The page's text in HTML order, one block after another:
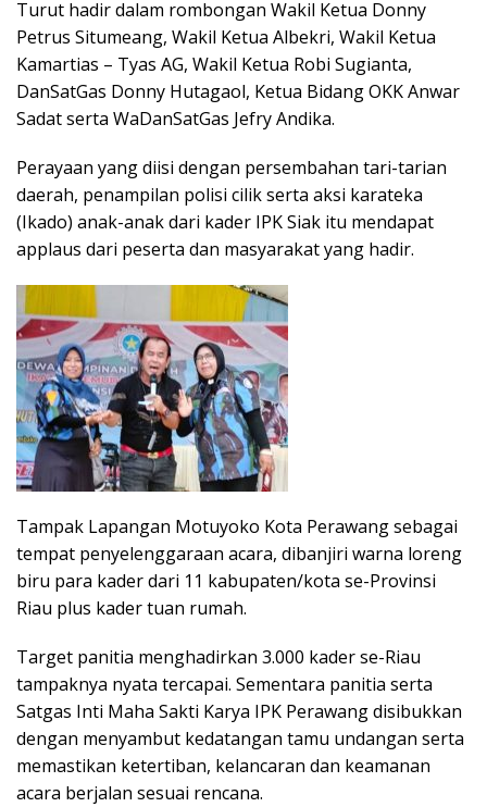
Turut hadir dalam rombongan Wakil Ketua Donny
Petrus Situmeang, Wakil Ketua Albekri, Wakil Ketua
Kamartias – Tyas AG, Wakil Ketua Robi Sugianta,
DanSatGas Donny Hutagaol, Ketua Bidang OKK Anwar
Sadat serta WaDanSatGas Jefry Andika.
Perayaan yang diisi dengan persembahan tari-tarian
daerah, penampilan polisi cilik serta aksi karateka
(Ikado) anak-anak dari kader IPK Siak itu mendapat
applaus dari peserta dan masyarakat yang hadir.
Tampak Lapangan Motuyoko Kota Perawang sebagai
tempat penyelenggaraan acara, dibanjiri warna loreng
biru para kader dari 11 kabupaten/kota se-Provinsi
Riau plus kader tuan rumah.
Target panitia menghadirkan 3.000 kader se-Riau
tampaknya nyata tercapai. Sementara panitia serta
Satgas Inti Maha Sakti Karya IPK Perawang disibukkan
dengan menyambut kedatangan tamu undangan serta
memastikan ketertiban, kelancaran dan keamanan
acara berjalan sesuai rencana.